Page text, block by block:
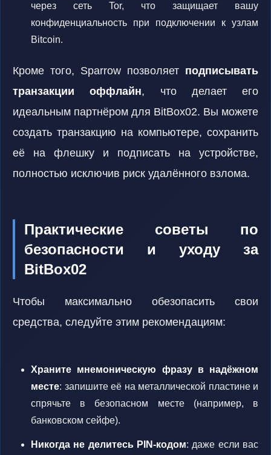
через сеть Tor, что защищает вашу
конфиденциальность при подключении к узлам
Bitcoin.
Кроме того, Sparrow позволяет подписывать
транзакции оффлайн, что делает его
идеальным партнёром для BitBox02. Вы можете
создать транзакцию на компьютере, сохранить
её на флешку и подписать на устройстве,
полностью исключив риск удалённого взлома.
Практические советы по
безопасности и уходу за
BitBox02
Чтобы максимально обезопасить свои
средства, следуйте этим рекомендациям:
Храните мнемоническую фразу в надёжном
месте: запишите её на металлической пластине и
спрячьте в безопасном месте (например, в
банковском сейфе).
Никогда не делитесь PIN-кодом: даже если вас